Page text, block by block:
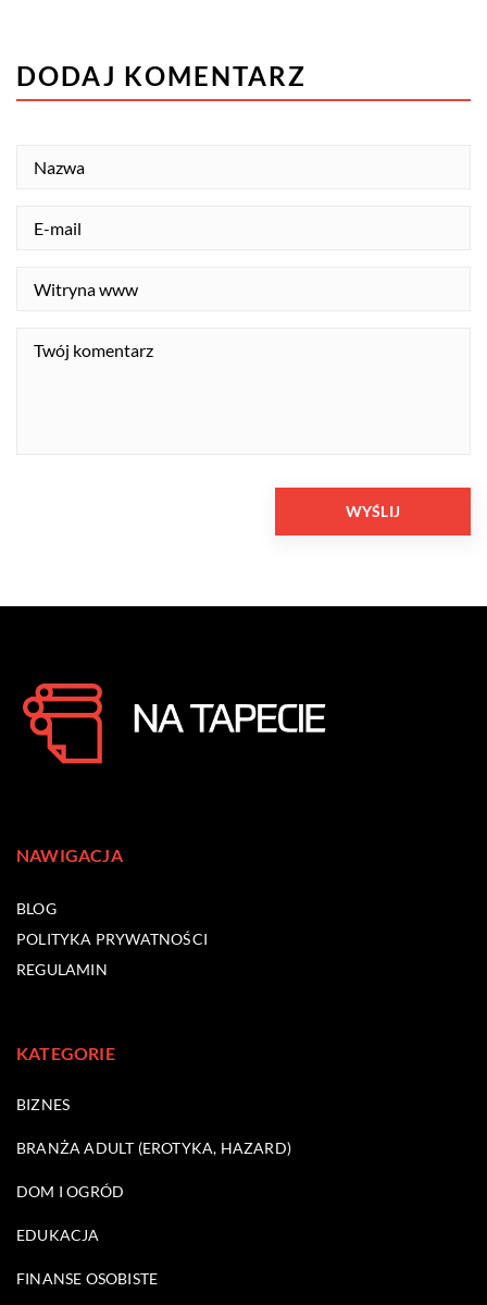
DODAJ KOMENTARZ
NAWIGACJA
BLOG
POLITYKA PRYWATNOŚCI
REGULAMIN
KATEGORIE
BIZNES
BRANŻA ADULT (EROTYKA, HAZARD)
DOM I OGRÓD
EDUKACJA
FINANSE OSOBISTE